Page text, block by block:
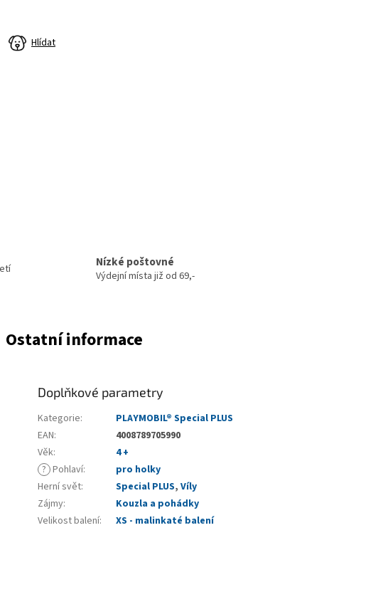
Hlídat
Nízké poštovné
Výdejní místa již od 69,-
Ostatní informace
Doplňkové parametry
Kategorie:
PLAYMOBIL® Special PLUS
EAN:
4008789705990
Věk:
4 +
? Pohlaví:
pro holky
Herní svět: Special PLUS,Víly
Zájmy:
Kouzla a pohádky
Velikost balení: XS - malinkaté balení